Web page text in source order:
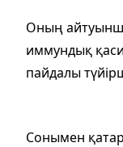
Оның
иммундық
пайдалы
Сонымен